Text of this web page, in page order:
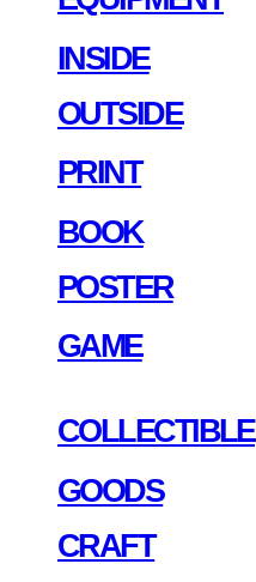
INSIDE
OUTSIDE
PRINT
BOOK
POSTER
GAME
COLLECTIBLE
GOODS
CRAFT